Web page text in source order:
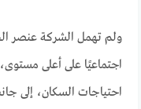
ولم تهمل الشركة عنصر
اجتماعيًا على أعلى
احتياجات السكان، إلى